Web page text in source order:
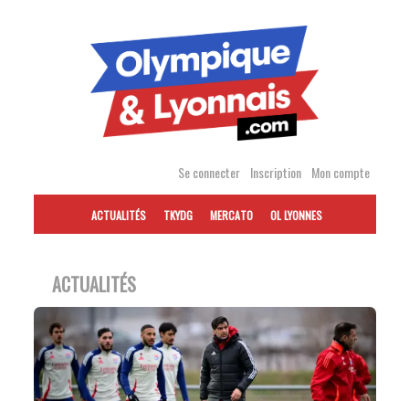
Se connecter Inscription Mon compte
ACTUALITÉS TKYDG MERCATO OL LYONNES
ACTUALITÉS